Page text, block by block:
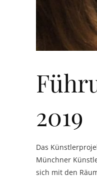
2019
Das
Münchner
sich mit den